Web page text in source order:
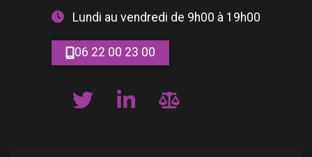
Lundi au vendredi de 9h00 à 19h00
06 22 00 23 00